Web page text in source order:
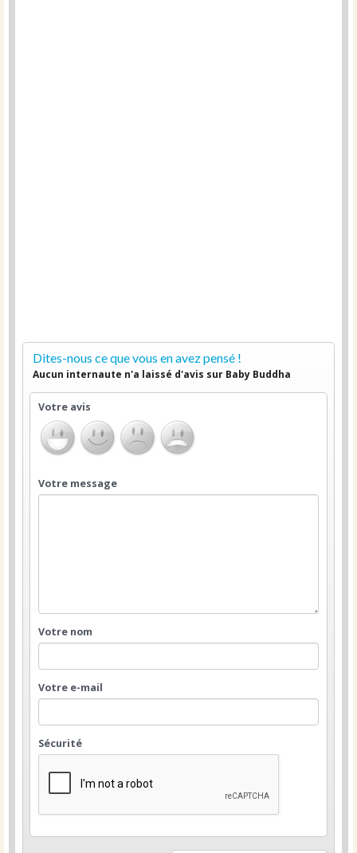
Dites-nous ce que vous en avez pensé !
Aucun internaute n'a laissé d'avis sur Baby Buddha
Votre avis
Votre message
Votre nom
Votre e-mail
Sécurité